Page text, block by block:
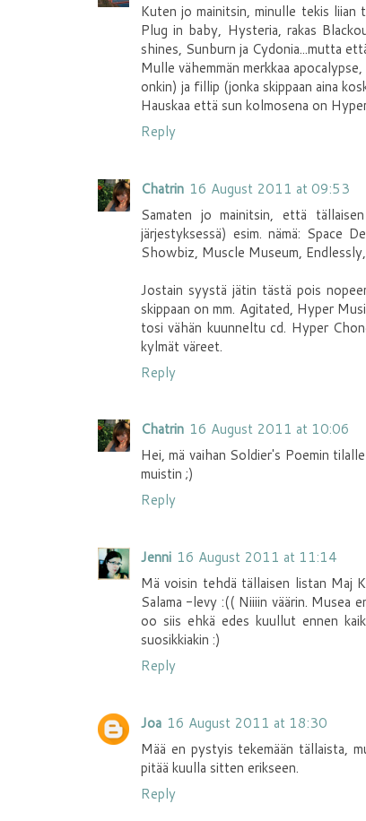
Kuten jo mainitsin, minulle tekis liian
Plug in baby, Hysteria, rakas
shines, Sunburn ja Cydonia...mutta
Mulle vähemmän merkkaa
onkin) ja fillip (jonka skippaan aina
Hauskaa että sun kolmosena on
Reply
Chatrin 16 August 2011 at 09:53
Samaten jo mainitsin, että
järjestyksessä) esim. nämä: Space
Showbiz, Muscle Museum,
Jostain syystä jätin tästä pois
skippaan on mm. Agitated, Hyper
tosi vähän kuunneltu cd. Hyper
kylmät väreet.
Reply
Chatrin 16 August 2011 at 10:06
Hei, mä vaihan Soldier's Poemin
muistin ;)
Reply
Jenni 16 August 2011 at 11:14
Mä voisin tehdä tällaisen listan Maj
Salama -levy :(( Niiiin väärin. Musea
oo siis ehkä edes kuullut ennen
suosikkiakin :)
Reply
Joa 16 August 2011 at 18:30
Mää en pystyis tekemään tällaista,
pitää kuulla sitten erikseen.
Reply